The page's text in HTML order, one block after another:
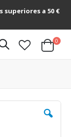
superiores a 50 €
Cart
0